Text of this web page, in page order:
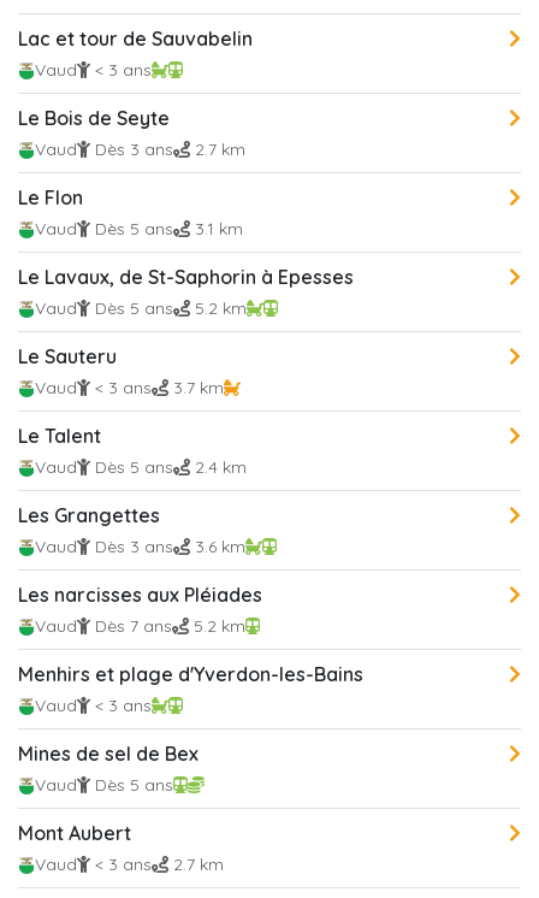
Lac et tour de Sauvabelin
Vaud < 3 ans
Le Bois de Seyte
Vaud Dès 3 ans 2.7 km
Le Flon
Vaud Dès 5 ans 3.1 km
Le Lavaux, de St-Saphorin à Epesses
Vaud Dès 5 ans 5.2 km
Le Sauteru
Vaud < 3 ans 3.7 km
Le Talent
Vaud Dès 5 ans 2.4 km
Les Grangettes
Vaud Dès 3 ans 3.6 km
Les narcisses aux Pléiades
Vaud Dès 7 ans 5.2 km
Menhirs et plage d'Yverdon-les-Bains
Vaud < 3 ans
Mines de sel de Bex
Vaud Dès 5 ans
Mont Aubert
Vaud < 3 ans 2.7 km